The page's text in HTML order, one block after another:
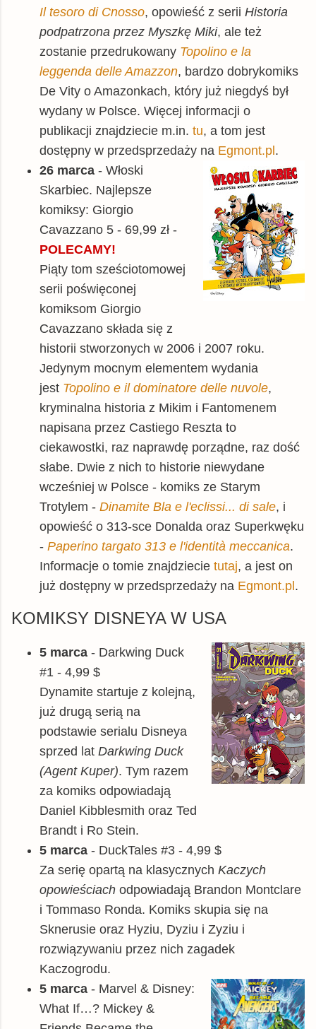
Il tesoro di Cnosso, opowieść z serii Historia
podpatrzona przez Myszkę Miki, ale też
zostanie przedrukowany Topolino e la
leggenda delle Amazzon, bardzo dobrykomiks
De Vity o Amazonkach, który już niegdyś był
wydany w Polsce. Więcej informacji o
publikacji znajdziecie m.in. tu, a tom jest
dostępny w przedsprzedaży na Egmont.pl.
26 marca - Włoski
Skarbiec. Najlepsze
komiksy: Giorgio
Cavazzano 5 - 69,99 zł -
POLECAMY!
Piąty tom sześciotomowej
serii poświęconej
komiksom Giorgio
Cavazzano składa się z
historii stworzonych w 2006 i 2007 roku.
Jedynym mocnym elementem wydania
jest Topolino e il dominatore delle nuvole,
kryminalna historia z Mikim i Fantomenem
napisana przez Castiego Reszta to
ciekawostki, raz naprawdę porządne, raz dość
słabe. Dwie z nich to historie niewydane
wcześniej w Polsce - komiks ze Starym
Trotylem - Dinamite Bla e l'eclissi... di sale, i
opowieść o 313-sce Donalda oraz Superkwęku
- Paperino targato 313 e l'identità meccanica.
Informacje o tomie znajdziecie tutaj, a jest on
już dostępny w przedsprzedaży na Egmont.pl.
KOMIKSY DISNEYA W USA
5 marca - Darkwing Duck
#1 - 4,99 $
Dynamite startuje z kolejną,
już drugą serią na
podstawie serialu Disneya
sprzed lat Darkwing Duck
(Agent Kuper). Tym razem
za komiks odpowiadają
Daniel Kibblesmith oraz Ted
Brandt i Ro Stein.
5 marca - DuckTales #3 - 4,99 $
Za serię opartą na klasycznych Kaczych
opowieściach odpowiadają Brandon Montclare
i Tommaso Ronda. Komiks skupia się na
Sknerusie oraz Hyziu, Dyziu i Zyziu i
rozwiązywaniu przez nich zagadek
Kaczogrodu.
5 marca - Marvel & Disney:
What If…? Mickey &